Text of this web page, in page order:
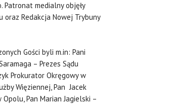
Patronat medialny objęły
oraz Redakcja Nowej Trybuny
Gości byli m.in: Pani
– Prezes Sądu
Prokurator Okręgowy w
Więziennej, Pan Jacek
Pan Marian Jagielski –